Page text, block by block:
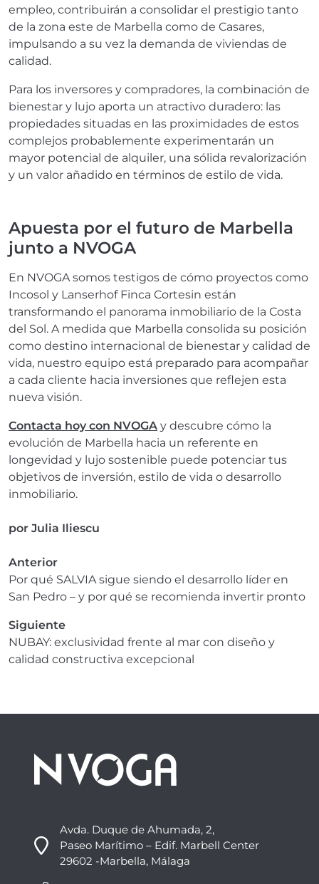
empleo, contribuirán a consolidar el prestigio tanto
de la zona este de Marbella como de Casares,
impulsando a su vez la demanda de viviendas de
calidad.
Para los inversores y compradores, la combinación de
bienestar y lujo aporta un atractivo duradero: las
propiedades situadas en las proximidades de estos
complejos probablemente experimentarán un
mayor potencial de alquiler, una sólida revalorización
y un valor añadido en términos de estilo de vida.
Apuesta por el futuro de Marbella
junto a NVOGA
En NVOGA somos testigos de cómo proyectos como
Incosol y Lanserhof Finca Cortesin están
transformando el panorama inmobiliario de la Costa
del Sol. A medida que Marbella consolida su posición
como destino internacional de bienestar y calidad de
vida, nuestro equipo está preparado para acompañar
a cada cliente hacia inversiones que reflejen esta
nueva visión.
Contacta hoy con NVOGA y descubre cómo la
evolución de Marbella hacia un referente en
longevidad y lujo sostenible puede potenciar tus
objetivos de inversión, estilo de vida o desarrollo
inmobiliario.
por Julia Iliescu
Anterior
Por qué SALVIA sigue siendo el desarrollo líder en
San Pedro – y por qué se recomienda invertir pronto
Siguiente
NUBAY: exclusividad frente al mar con diseño y
calidad constructiva excepcional
Avda. Duque de Ahumada, 2,
Paseo Marítimo – Edif. Marbell Center
29602 -Marbella, Málaga